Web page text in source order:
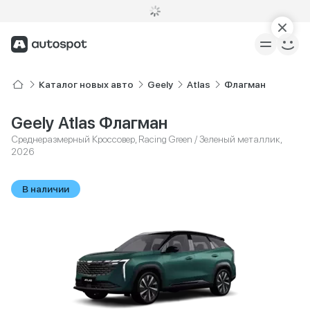
Каталог новых авто Geely Atlas Флагман
Geely Atlas Флагман
Среднеразмерный Кроссовер, Racing Green / Зеленый металлик,
2026
В наличии